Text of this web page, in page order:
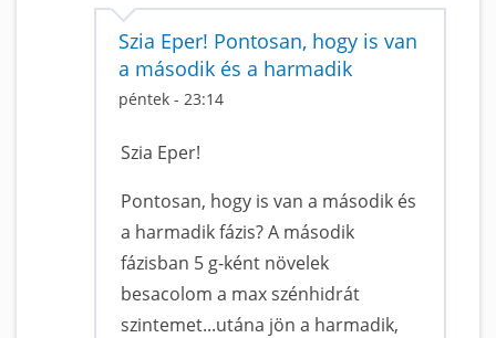
Szia Eper! Pontosan, hogy is van
a második és a harmadik
péntek - 23:14
Szia Eper!
Pontosan, hogy is van a második és
a harmadik fázis? A második
fázisban 5 g-ként növelek
besacolom a max szénhidrát
szintemet...utána jön a harmadik,